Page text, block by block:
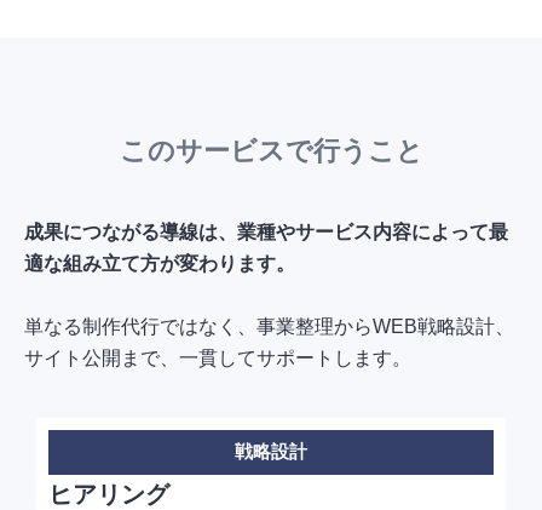
このサービスで行うこと
成果につながる導線は、業種やサービス内容によって最
適な組み立て方が変わります。
単なる制作代行ではなく、事業整理からWEB戦略設計、
サイト公開まで、一貫してサポートします。
戦略設計
ヒアリング